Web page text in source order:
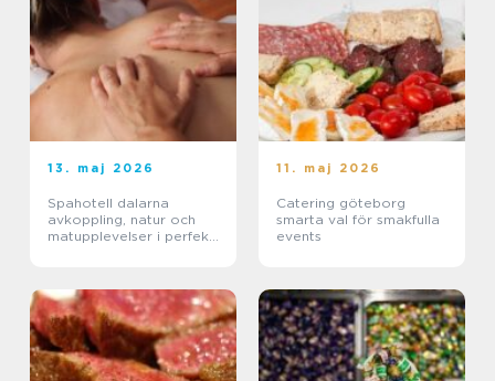
13. maj 2026
Spahotell dalarna
avkoppling, natur och
matupplevelser i perfekt
11. maj 2026
Catering göteborg
smarta val för smakfulla
events